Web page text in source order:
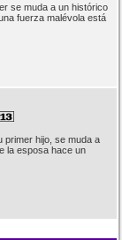
se muda a un histórico
fuerza malévola está
primer hijo, se muda a
la esposa hace un